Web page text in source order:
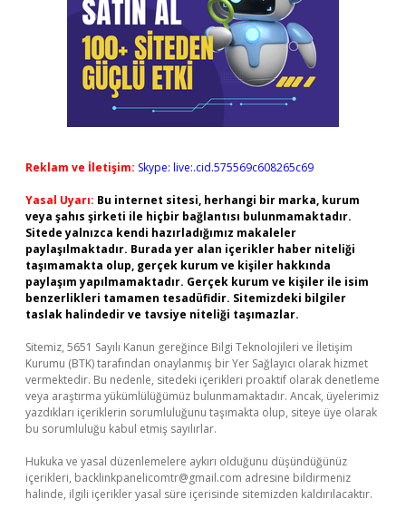
Reklam ve İletişim: Skype: live:.cid.575569c608265c69
Yasal Uyarı: Bu internet sitesi, herhangi bir marka, kurum
veya şahıs şirketi ile hiçbir bağlantısı bulunmamaktadır.
Sitede yalnızca kendi hazırladığımız makaleler
paylaşılmaktadır. Burada yer alan içerikler haber niteliği
taşımamakta olup, gerçek kurum ve kişiler hakkında
paylaşım yapılmamaktadır. Gerçek kurum ve kişiler ile isim
benzerlikleri tamamen tesadüfidir. Sitemizdeki bilgiler
taslak halindedir ve tavsiye niteliği taşımazlar.
Sitemiz, 5651 Sayılı Kanun gereğince Bilgi Teknolojileri ve İletişim
Kurumu (BTK) tarafından onaylanmış bir Yer Sağlayıcı olarak hizmet
vermektedir. Bu nedenle, sitedeki içerikleri proaktif olarak denetleme
veya araştırma yükümlülüğümüz bulunmamaktadır. Ancak, üyelerimiz
yazdıkları içeriklerin sorumluluğunu taşımakta olup, siteye üye olarak
bu sorumluluğu kabul etmiş sayılırlar.
Hukuka ve yasal düzenlemelere aykırı olduğunu düşündüğünüz
içerikleri, backlinkpanelicomtr@gmail.com adresine bildirmeniz
halinde, ilgili içerikler yasal süre içerisinde sitemizden kaldırılacaktır.